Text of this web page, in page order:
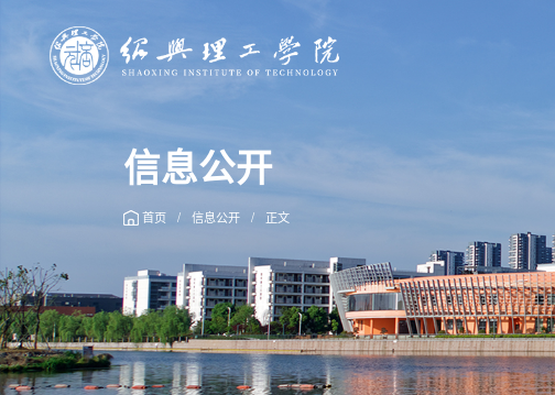
信息公开
首页 / 信息公开 / 正文